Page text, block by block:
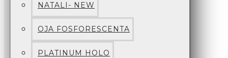
NATALI- NEW
OJA FOSFORESCENTA
PLATINUM HOLO